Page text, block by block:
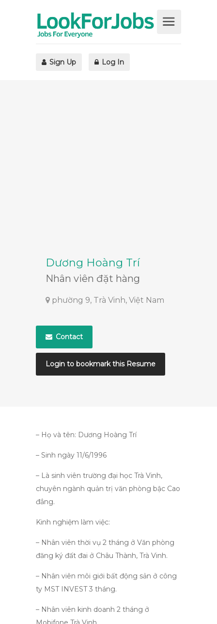
Sign Up Log In
Dương Hoàng Trí
Nhân viên đặt hàng
phường 9, Trà Vinh, Việt Nam
Contact
Login to bookmark this Resume
– Họ và tên: Dương Hoàng Trí
– Sinh ngày 11/6/1996
– Là sinh viên trường đại học Trà Vinh,
chuyên ngành quản trị văn phòng bậc Cao
đẳng.
Kinh nghiệm làm việc:
– Nhân viên thời vụ 2 tháng ở Văn phòng
đăng ký đất đai ở Châu Thành, Trà Vinh.
– Nhân viên môi giới bất động sản ở công
ty MST INVEST 3 tháng.
– Nhân viên kinh doanh 2 tháng ở